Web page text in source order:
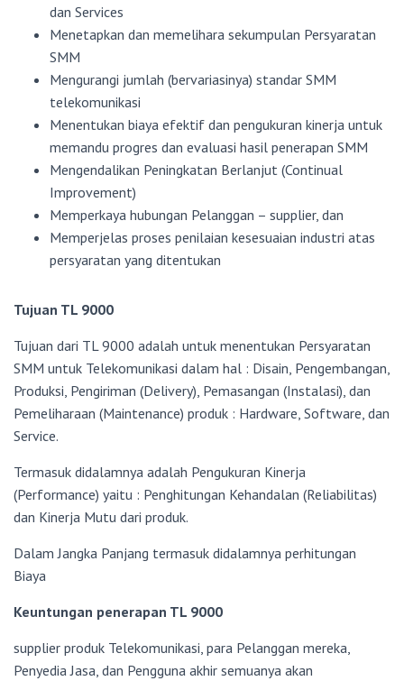
dan Services
Menetapkan dan memelihara sekumpulan Persyaratan
SMM
Mengurangi jumlah (bervariasinya) standar SMM
telekomunikasi
Menentukan biaya efektif dan pengukuran kinerja untuk
memandu progres dan evaluasi hasil penerapan SMM
Mengendalikan Peningkatan Berlanjut (Continual
Improvement)
Memperkaya hubungan Pelanggan – supplier, dan
Memperjelas proses penilaian kesesuaian industri atas
persyaratan yang ditentukan
Tujuan TL 9000
Tujuan dari TL 9000 adalah untuk menentukan Persyaratan
SMM untuk Telekomunikasi dalam hal : Disain, Pengembangan,
Produksi, Pengiriman (Delivery), Pemasangan (Instalasi), dan
Pemeliharaan (Maintenance) produk : Hardware, Software, dan
Service.
Termasuk didalamnya adalah Pengukuran Kinerja
(Performance) yaitu : Penghitungan Kehandalan (Reliabilitas)
dan Kinerja Mutu dari produk.
Dalam Jangka Panjang termasuk didalamnya perhitungan
Biaya
Keuntungan penerapan TL 9000
supplier produk Telekomunikasi, para Pelanggan mereka,
Penyedia Jasa, dan Pengguna akhir semuanya akan